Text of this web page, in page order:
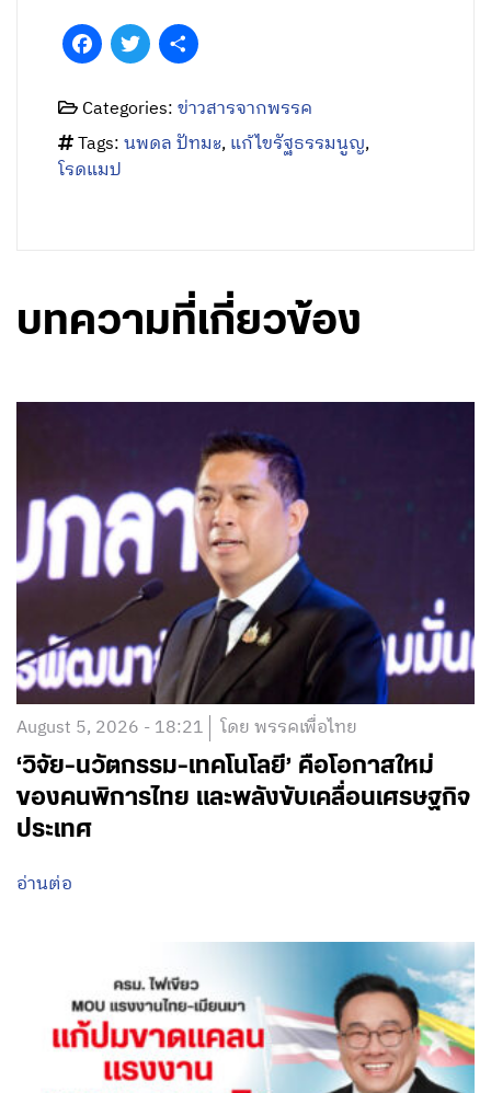
FacebookTwitter
Categories:ข่าวสารจากพรรค
Tags:นพดล ปัทมะ,แก้ไขรัฐธรรมนูญ,
โรดแมป
บทความที่เกี่ยวข้อง
August 5, 2026 - 18:21 โดย พรรคเพื่อไทย
‘วิจัย-นวัตกรรม-เทคโนโลยี’ คือโอกาสใหม่
ของคนพิการไทย และพลังขับเคลื่อนเศรษฐกิจ
ประเทศ
อ่านต่อ